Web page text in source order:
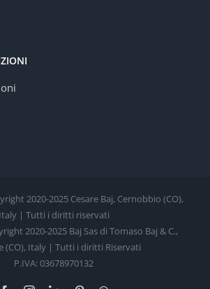
2020-2025 Cesare Baj, Cernobbio (CO),
Italy | Tutti i diritti riservati
2020-2025 Baj Sas di Tomaso Baj & C.,
(CO), Italy | Tutti i diritti Riservati
P.IVA: 03678970132